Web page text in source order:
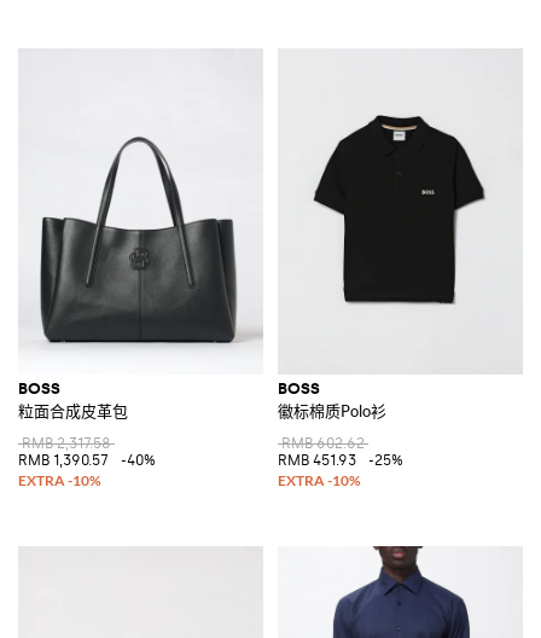
BOSS
粒面合成皮革包
RMB 2,317.58
RMB 1,390.57
-40%
BOSS
徽标棉质Polo衫
RMB 602.62
RMB 451.93
-25%